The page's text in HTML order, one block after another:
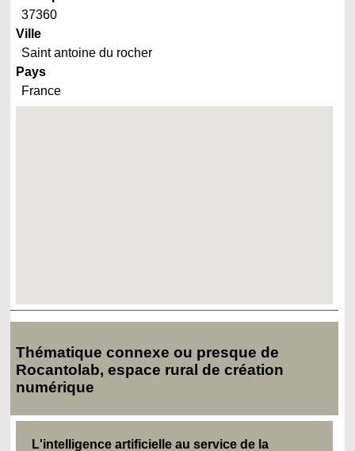
37360
Ville
Saint antoine du rocher
Pays
France
Thématique connexe ou presque de
Rocantolab, espace rural de création
numérique
L'intelligence artificielle au service de la